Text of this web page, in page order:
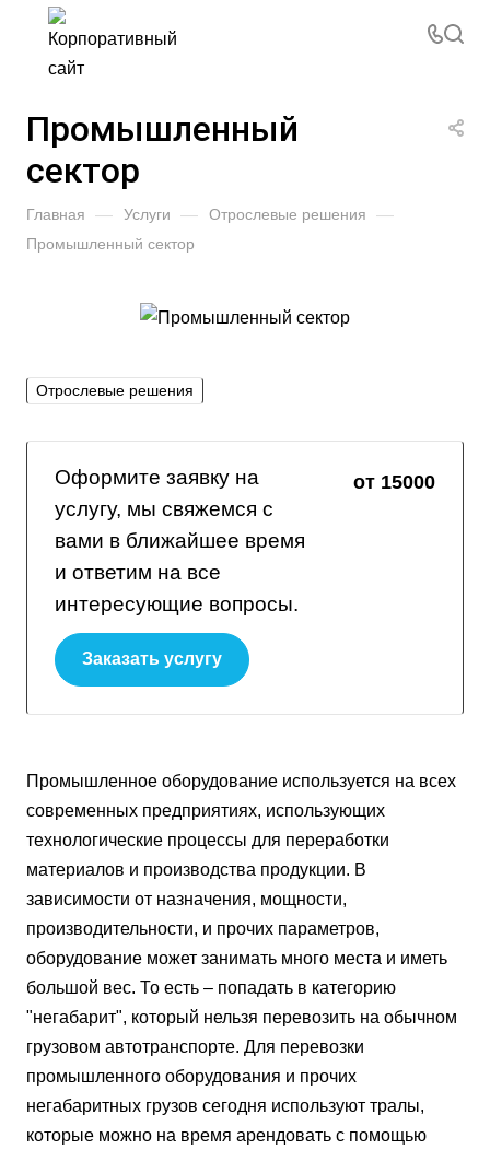
Промышленный
сектор
Главная — Услуги — Отрослевые решения —
Промышленный сектор
Отрослевые решения
Оформите заявку на
услугу, мы свяжемся с
вами в ближайшее время
и ответим на все
интересующие вопросы.
от 15000
Заказать услугу
Промышленное оборудование используется на всех
современных предприятиях, использующих
технологические процессы для переработки
материалов и производства продукции. В
зависимости от назначения, мощности,
производительности, и прочих параметров,
оборудование может занимать много места и иметь
большой вес. То есть – попадать в категорию
"негабарит", который нельзя перевозить на обычном
грузовом автотранспорте. Для перевозки
промышленного оборудования и прочих
негабаритных грузов сегодня используют тралы,
которые можно на время арендовать с помощью